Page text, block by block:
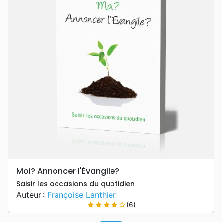
Moi? Annoncer l'Évangile?
Saisir les occasions du quotidien
Auteur : Françoise Lanthier
star star star star star_border(6)